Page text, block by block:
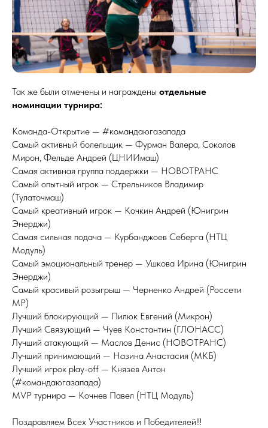
Так же были отмечены и награждены отдельные
номинации турнира:
Команда-Открытие — #командаюгазапада
Самый активный болельщик — Фурман Валера, Соколов
Мирон, Фельде Андрей (ЦНИИмаш)
Самая активная группа поддержки — НОВОТРАНС
Самый опытный игрок — Стрельников Владимир
(Тулаточмаш)
Самый креативный игрок — Кочкин Андрей (Юнигрин
Энерджи)
Самая сильная подача — Курбанджоев Себерга (НТЦ
Модуль)
Самый эмоциональный тренер — Ушкова Ирина (Юнигрин
Энерджи)
Самый красивый розыгрыш — Черненко Андрей (Россети
МР)
Лучший блокирующий — Пилюк Евгений (Микрон)
Лучший Связующий — Чуев Константин (ГЛОНАСС)
Лучший атакующий — Маслов Денис (НОВОТРАНС)
Лучший принимающий — Назина Анастасия (МКБ)
Лучший игрок play-off — Князев Антон
(#командаюгазапада)
MVP турнира — Кочнев Павел (НТЦ Модуль)
Поздравляем Всех Участников и Победителей!!!